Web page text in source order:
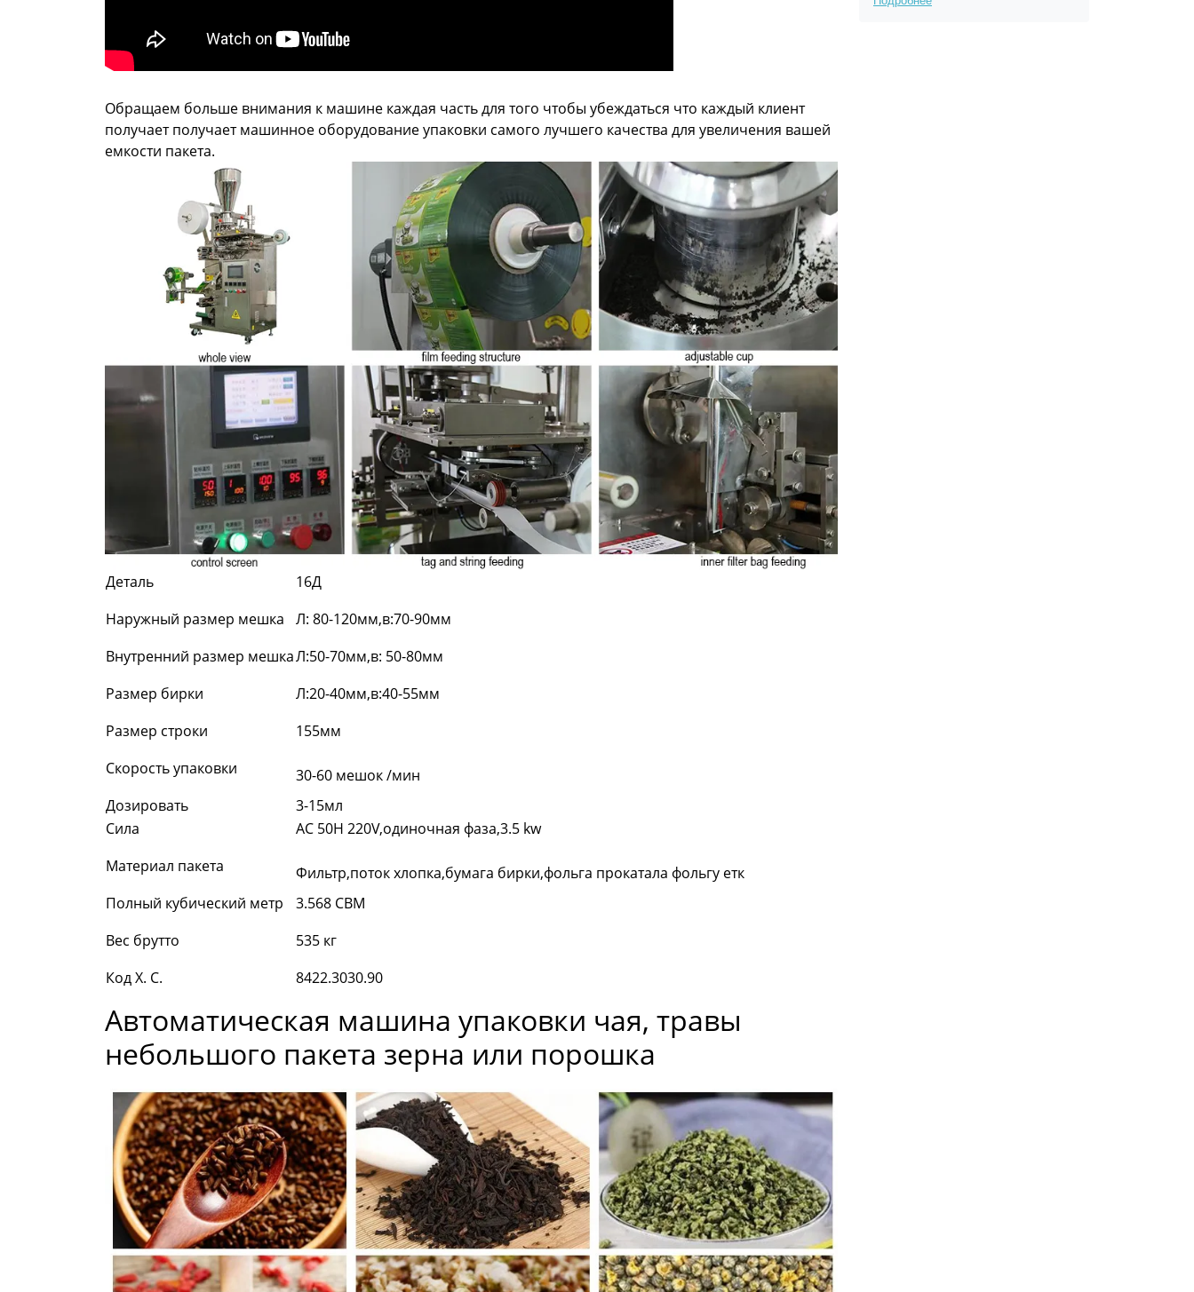
Обращаем больше внимания к машине каждая часть для того чтобы убеждаться что каждый клиент
получает получает машинное оборудование упаковки самого лучшего качества для увеличения вашей
емкости пакета.
Деталь
16Д
Наружный размер мешка
Л: 80-120мм,в:70-90мм
Внутренний размер мешкаЛ:50-70мм,в: 50-80мм
Размер бирки
Л:20-40мм,в:40-55мм
Размер строки
155мм
Скорость упаковки
30-60 мешок /мин
Дозировать
3-15мл
Сила
AC 50H 220V,одиночная фаза,3.5 kw
Материал пакета
Фильтр,поток хлопка,бумага бирки,фольга прокатала фольгу етк
Полный кубический метр
3.568 CBM
Вес брутто
535 кг
Код Х. С.
8422.3030.90
Автоматическая машина упаковки чая, травы
небольшого пакета зерна или порошка